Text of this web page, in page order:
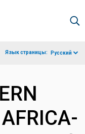
Язык страницы: Русский